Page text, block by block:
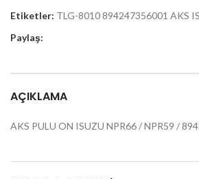
Etiketler: TLG-8010 894247356001 AKS
Paylaş:
AÇIKLAMA
AKS PULU ON ISUZU NPR66 / NPR59 /